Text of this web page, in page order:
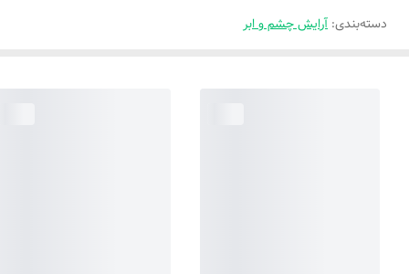
دسته‌بندی: آرایش چشم و ابر